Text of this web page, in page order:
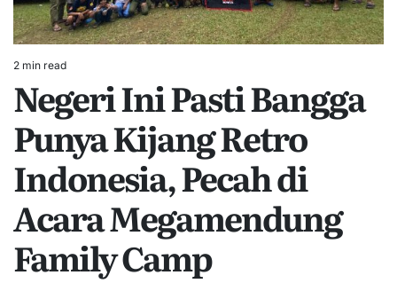
Estimated
read
time
2 min read
Negeri Ini Pasti Bangga
Punya Kijang Retro
Indonesia, Pecah di
Acara Megamendung
Family Camp